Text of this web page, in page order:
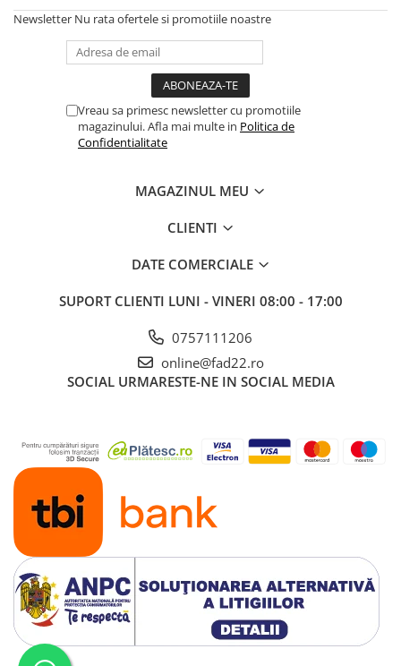
Newsletter Nu rata ofertele si promotiile noastre
Vreau sa primesc newsletter cu promotiile
magazinului. Afla mai multe in Politica de
Confidentialitate
MAGAZINUL MEU
CLIENTI
DATE COMERCIALE
SUPORT CLIENTI LUNI - VINERI 08:00 - 17:00
0757111206
online@fad22.ro
SOCIAL URMARESTE-NE IN SOCIAL MEDIA